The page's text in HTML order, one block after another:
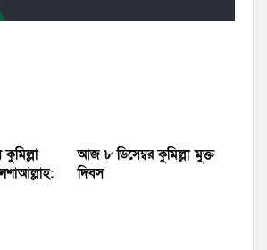
আজ ৮ ডিসেম্বর কুমিল্লা মুক্ত
দিবস